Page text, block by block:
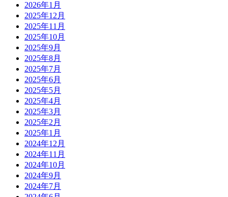
2026年1月
2025年12月
2025年11月
2025年10月
2025年9月
2025年8月
2025年7月
2025年6月
2025年5月
2025年4月
2025年3月
2025年2月
2025年1月
2024年12月
2024年11月
2024年10月
2024年9月
2024年7月